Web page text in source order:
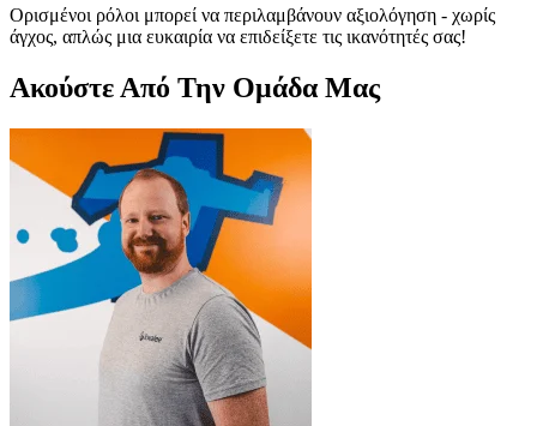
Ορισμένοι ρόλοι μπορεί να περιλαμβάνουν αξιολόγηση - χωρίς
άγχος, απλώς μια ευκαιρία να επιδείξετε τις ικανότητές σας!
Ακούστε Από Την Ομάδα Μας